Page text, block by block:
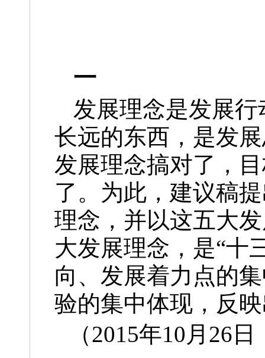
一
发展理念是发展
长远的东西，是发
发展理念搞对了，
了。为此，建议稿
理念，并以这五大
大发展理念，是“十
向、发展着力点的
验的集中体现，反
（2015年10月26